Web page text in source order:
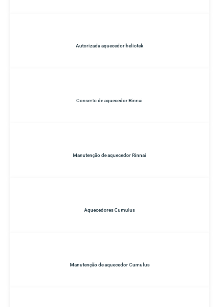
Autorizada aquecedor heliotek
Conserto de aquecedor Rinnai
Manutenção de aquecedor Rinnai
Aquecedores Cumulus
Manutenção de aquecedor Cumulus